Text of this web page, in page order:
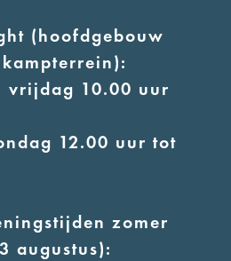
(hoofdgebouw
vrijdag 10.00 uur
12.00 uur tot
zomer
augustus):